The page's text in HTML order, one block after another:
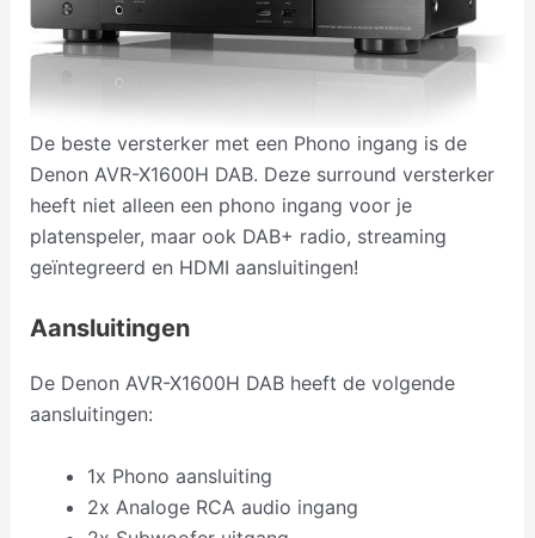
De beste versterker met een Phono ingang is de
Denon AVR-X1600H DAB. Deze surround versterker
heeft niet alleen een phono ingang voor je
platenspeler, maar ook DAB+ radio, streaming
geïntegreerd en HDMI aansluitingen!
Aansluitingen
De Denon AVR-X1600H DAB heeft de volgende
aansluitingen:
1x Phono aansluiting
2x Analoge RCA audio ingang